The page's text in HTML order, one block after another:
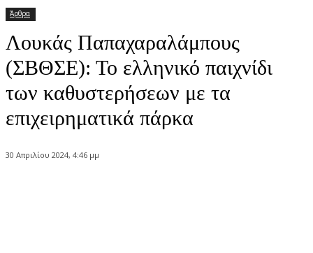
Άρθρα
Λουκάς Παπαχαραλάμπους
(ΣΒΘΣΕ): Το ελληνικό παιχνίδι
των καθυστερήσεων με τα
επιχειρηματικά πάρκα
30 Απριλίου 2024, 4:46 μμ